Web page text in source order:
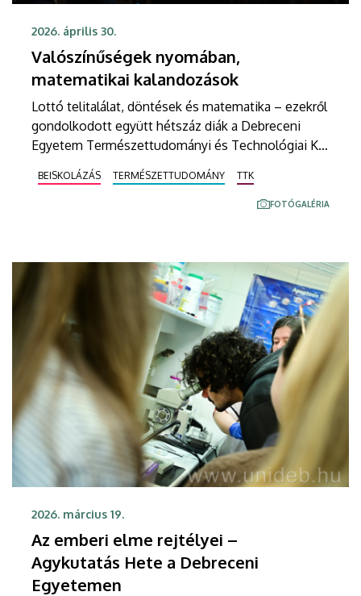
2026. április 30.
Valószínűségek nyomában,
matematikai kalandozások
Lottó telitalálat, döntések és matematika – ezekről
gondolkodott együtt hétszáz diák a Debreceni
Egyetem Természettudományi és Technológiai Kar
népszerű Kalandozások a Természet- és Műszaki
Tudományokban rendezvénysorozat legutóbbi
Milyen színű a valószínű? című előadása mutatta
meg a reál tantárgy és a világ jelenségei közti
BEISKOLÁZÁS TERMÉSZETTUDOMÁNY TTK
FOTÓGALÉRIA
2026. március 19.
Az emberi elme rejtélyei –
Agykutatás Hete a Debreceni
Egyetemen